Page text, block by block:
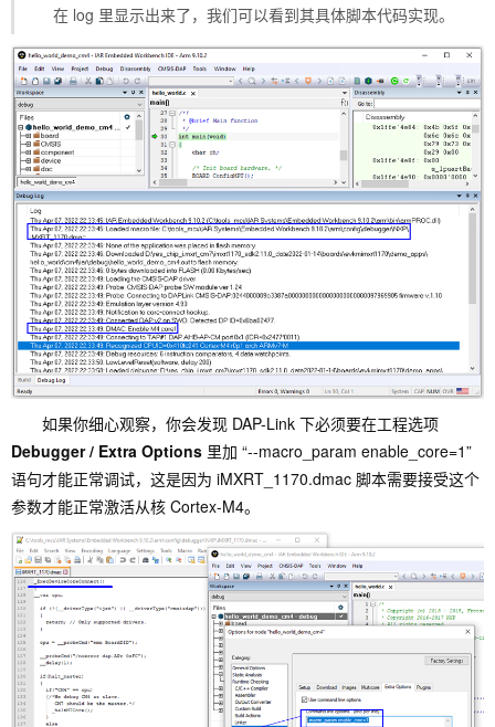
在 log 里显示出来了，我们可以看到其具体脚本代码实现。
如果你细心观察，你会发现 DAP-Link 下必须要在工程选项
Debugger / Extra Options 里加 “--macro_param enable_core=1”
语句才能正常调试，这是因为 iMXRT_1170.dmac 脚本需要接受这个
参数才能正常激活从核 Cortex-M4。